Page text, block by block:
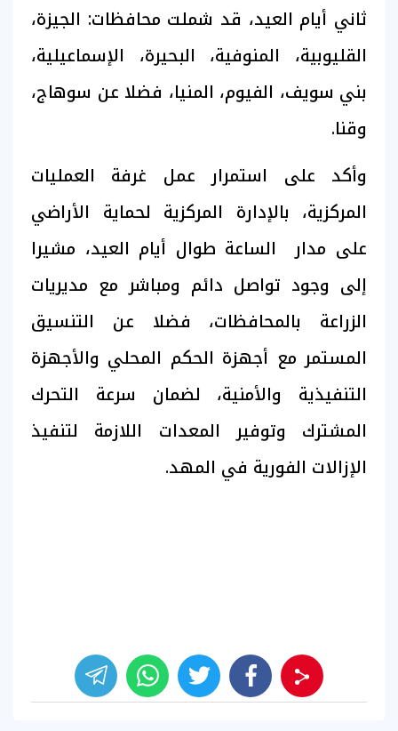
ثاني أيام العيد، قد شملت محافظات: الجيزة،
القليوبية، المنوفية، البحيرة، الإسماعيلية،
بني سويف، الفيوم، المنيا، فضلا عن سوهاج،
وقنا.
وأكد على استمرار عمل غرفة العمليات
المركزية، بالإدارة المركزية لحماية الأراضي
على مدار الساعة طوال أيام العيد، مشيرا
إلى وجود تواصل دائم ومباشر مع مديريات
الزراعة بالمحافظات، فضلا عن التنسيق
المستمر مع أجهزة الحكم المحلي والأجهزة
التنفيذية والأمنية، لضمان سرعة التحرك
المشترك وتوفير المعدات اللازمة لتنفيذ
الإزالات الفورية في المهد.